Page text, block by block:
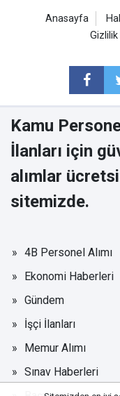
Anasayfa
Kamu
İlanları için
alımlar
sitemizde.
4B Personel Alımı
Ekonomi Haberleri
Gündem
İşçi İlanları
Memur Alımı
Sınav Haberleri